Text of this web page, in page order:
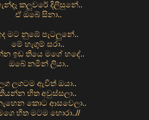
කලුවරේ දිලිසුනේ..
ඒ ඔබේ සිනා..
මට නුඹේ පැටලුනේ..
මේ හැගුම් සරා..
ඉඩ තියෙ මගේ හදේ..
ඔබේ නමින් ලියා..
ලගටම ඇවිත් ඔයා..
හිත අවුස්සලා..
කොට ආසවෙලා..
හිත මටම හොරා..//